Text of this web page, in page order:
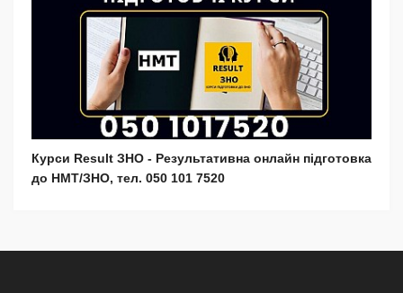
Курси Result ЗНО - Результативна онлайн підготовка
до НМТ/ЗНО, тел. 050 101 7520